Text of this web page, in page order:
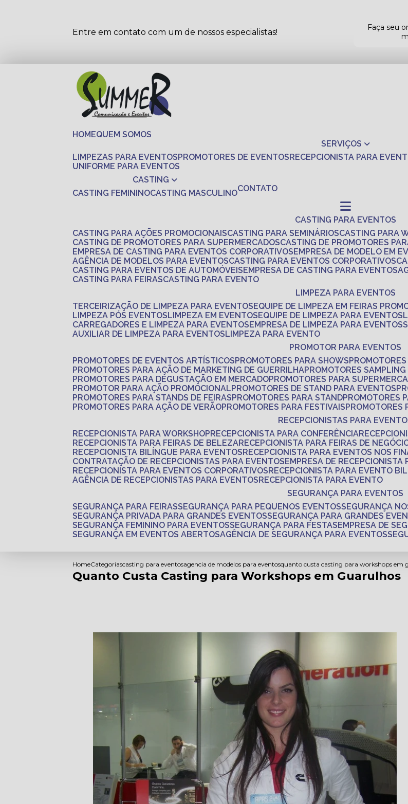
Entre em contato com um de nossos especialistas!
Faça seu
HOME
QUEM SOMOS
SERVIÇOS
LIMPEZAS PARA EVENTOS
PROMOTORES DE EVENTOS RECEPCIONISTA PARA
UNIFORME PARA EVENTOS
CASTING
CASTING FEMININO CASTING MASCULINO CONTATO
CASTING PARA EVENTOS
CASTING PARA AÇÕES PROMOCIONAIS
CASTING PARA SEMINÁRIOS
CASTING PARA
CASTING DE PROMOTORES PARA SUPERMERCADOS
CASTING DE PROMOTORES
EMPRESA DE CASTING PARA EVENTOS CORPORATIVOS
EMPRESA DE MODELO EM
AGÊNCIA DE MODELOS PARA EVENTOS
CASTING PARA EVENTOS CORPORATIVOS
CASTING PARA EVENTOS DE AUTOMÓVEIS
EMPRESA DE CASTING PARA EVENTOS
CASTING PARA FEIRAS
CASTING PARA EVENTO
LIMPEZA PARA EVENTOS
TERCEIRIZAÇÃO DE LIMPEZA PARA EVENTOS
EQUIPE DE LIMPEZA EM FEIRAS
LIMPEZA PÓS EVENTOS
LIMPEZA EM EVENTOS EQUIPE DE LIMPEZA PARA EVENTOS
CARREGADORES E LIMPEZA PARA EVENTOS
EMPRESA DE LIMPEZA PARA EVENTOS
AUXILIAR DE LIMPEZA PARA EVENTOS
LIMPEZA PARA EVENTO
PROMOTOR PARA EVENTOS
PROMOTORES DE EVENTOS ARTÍSTICOS
PROMOTORES PARA SHOWS
PROMOTORES PARA AÇÃO DE MARKETING DE GUERRILHA PROMOTORES
PROMOTORES PARA DEGUSTAÇÃO EM MERCADO PROMOTORES PARA
PROMOTOR PARA AÇÃO PROMOCIONAL
PROMOTORES DE STAND PARA EVENTOS
PROMOTORES PARA STANDS DE FEIRAS
PROMOTORES PARA STAND PROMOTORES
PROMOTORES PARA AÇÃO DE VERÃO PROMOTORES PARA FESTIVAIS
RECEPCIONISTAS PARA
RECEPCIONISTA PARA WORKSHOP
RECEPCIONISTA PARA CONFERÊNCIA
RECEPCIONISTA PARA FEIRAS DE BELEZA
RECEPCIONISTA PARA FEIRAS DE
RECEPCIONISTA BILÍNGUE PARA EVENTOS
RECEPCIONISTA PARA EVENTOS NOS
CONTRATAÇÃO DE RECEPCIONISTAS PARA EVENTOS
EMPRESA DE
RECEPCIONISTA PARA EVENTOS CORPORATIVOS
RECEPCIONISTA PARA EVENTO
AGÊNCIA DE RECEPCIONISTAS PARA EVENTOS
RECEPCIONISTA PARA EVENTO
SEGURANÇA PARA EVENTOS
SEGURANÇA PARA FEIRAS SEGURANÇA PARA PEQUENOS EVENTOS SEGURANÇA
SEGURANÇA PRIVADA PARA GRANDES EVENTOS SEGURANÇA PARA GRANDES
SEGURANÇA FEMININO PARA EVENTOS SEGURANÇA PARA FESTAS
EMPRESA DE
SEGURANÇA EM EVENTOS ABERTOS
AGÊNCIA DE SEGURANÇA PARA EVENTOS
HomeCategoriascasting para eventosagencia de modelos para eventosquanto custa casting para workshops em
Quanto Custa Casting para Workshops em Guarulhos